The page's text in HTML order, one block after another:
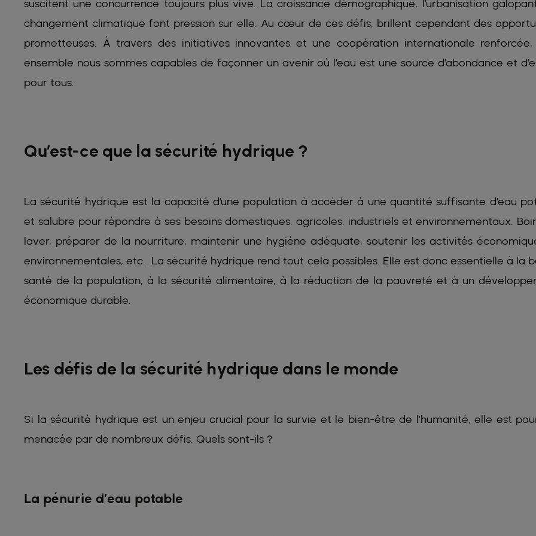
suscitent une concurrence toujours plus vive. La croissance démographique, l’urbanisation
changement climatique font pression sur elle. Au cœur de ces défis, brillent cependant des
prometteuses. À travers des initiatives innovantes et une coopération internationale
ensemble nous sommes capables de façonner un avenir où l’eau est une source d’abondance et
pour tous.
Qu’est-ce que la sécurité hydrique ?
La sécurité hydrique est la capacité d’une population à accéder à une quantité suffisante d’eau
et salubre pour répondre à ses besoins domestiques, agricoles, industriels et environnementaux.
laver, préparer de la nourriture, maintenir une hygiène adéquate, soutenir les activités
environnementales, etc. La sécurité hydrique rend tout cela possibles. Elle est donc essentielle à la
santé de la population, à la sécurité alimentaire, à la réduction de la pauvreté et à un
économique durable.
Les défis de la sécurité hydrique dans le monde
Si la sécurité hydrique est un enjeu crucial pour la survie et le bien-être de l’humanité, elle est
menacée par de nombreux défis. Quels sont-ils ?
La pénurie d’eau potable